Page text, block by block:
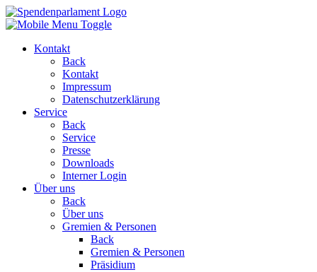
Kontakt
Back
Kontakt
Impressum
Datenschutzerklärung
Service
Back
Service
Presse
Downloads
Interner Login
Über uns
Back
Über uns
Gremien & Personen
Back
Gremien & Personen
Präsidium